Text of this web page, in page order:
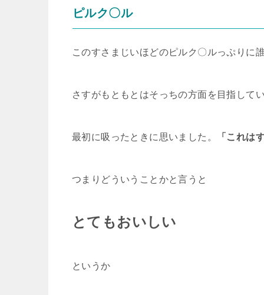
ピルク〇ル
このすさまじいほどのピルク〇ルっぷりに
さすがもともとはそっちの方面を目指して
最初に吸ったときに思いました。 「これは
つまりどういうことかと言うと
とてもおいしい
というか